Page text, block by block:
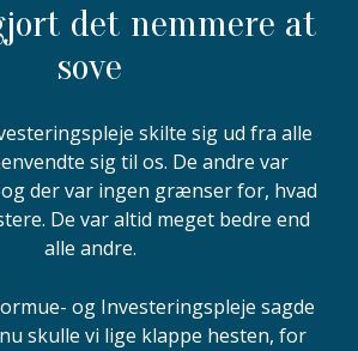
det nemmere at
sove
skilte sig ud fra alle
sig til os. De andre var
der var ingen grænser for, hvad
De var altid meget bedre end
alle andre.
og Investeringspleje sagde
skulle vi lige klappe hesten, for